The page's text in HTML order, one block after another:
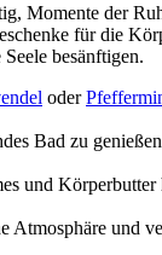
Momente der
für die
besänftigen.
oder
Bad zu
und
Atmosphäre und